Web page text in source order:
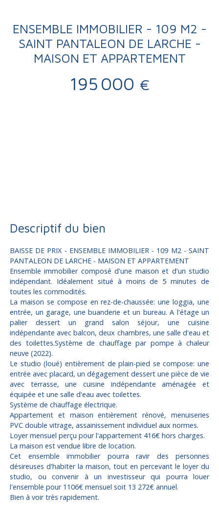
ENSEMBLE IMMOBILIER - 109 M2 -
SAINT PANTALEON DE LARCHE -
MAISON ET APPARTEMENT
195 000 €
Descriptif du bien
BAISSE DE PRIX - ENSEMBLE IMMOBILIER - 109 M2 - SAINT
PANTALEON DE LARCHE - MAISON ET APPARTEMENT
Ensemble immobilier composé d'une maison et d'un studio
indépendant. Idéalement situé à moins de 5 minutes de
toutes les commodités.
La maison se compose en rez-de-chaussée: une loggia, une
entrée, un garage, une buanderie et un bureau. A l'étage un
palier dessert un grand salon séjour, une cuisine
indépendante avec balcon, deux chambres, une salle d'eau et
des toilettes.Système de chauffage par pompe à chaleur
neuve (2022).
Le studio (loué) entièrement de plain-pied se compose: une
entrée avec placard, un dégagement dessert une pièce de vie
avec terrasse, une cuisine indépendante aménagée et
équipée et une salle d'eau avec toilettes.
Système de chauffage électrique.
Appartement et maison entièrement rénové, menuiseries
PVC double vitrage, assainissement individuel aux normes.
Loyer mensuel perçu pour l'appartement 416€ hors charges.
La maison est vendue libre de location.
Cet ensemble immobilier pourra ravir des personnes
désireuses d'habiter la maison, tout en percevant le loyer du
studio, ou convenir à un investisseur qui pourra louer
l'ensemble pour 1106€ mensuel soit 13 272€ annuel.
Bien à voir très rapidement.